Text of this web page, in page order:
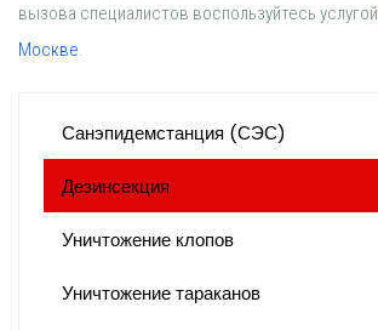
вызова специалистов воспользуйтесь услугой
Москве.
Санэпидемстанция (СЭС)
Дезинсекция
Уничтожение клопов
Уничтожение тараканов